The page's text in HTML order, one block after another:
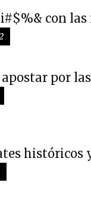
con las
apostar por
históricos